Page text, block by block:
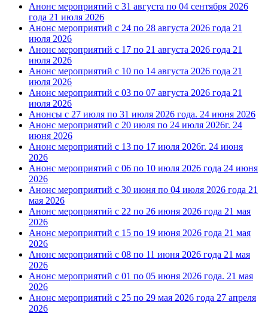
Анонс мероприятий с 31 августа по 04 сентября 2026
года 21 июля 2026
Анонс мероприятий с 24 по 28 августа 2026 года 21
июля 2026
Анонс мероприятий с 17 по 21 августа 2026 года 21
июля 2026
Анонс мероприятий с 10 по 14 августа 2026 года 21
июля 2026
Анонс мероприятий с 03 по 07 августа 2026 года 21
июля 2026
Анонсы с 27 июля по 31 июля 2026 года. 24 июня 2026
Анонс мероприятий с 20 июля по 24 июля 2026г. 24
июня 2026
Анонс мероприятий с 13 по 17 июля 2026г. 24 июня
2026
Анонс мероприятий с 06 по 10 июля 2026 года 24 июня
2026
Анонс мероприятий с 30 июня по 04 июля 2026 года 21
мая 2026
Анонс мероприятий с 22 по 26 июня 2026 года 21 мая
2026
Анонс мероприятий с 15 по 19 июня 2026 года 21 мая
2026
Анонс мероприятий с 08 по 11 июня 2026 года 21 мая
2026
Анонс мероприятий с 01 по 05 июня 2026 года. 21 мая
2026
Анонс мероприятий с 25 по 29 мая 2026 года 27 апреля
2026